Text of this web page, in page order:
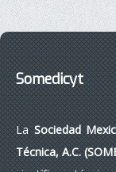
Somedicyt
LaSociedad
Técnica, A.C.